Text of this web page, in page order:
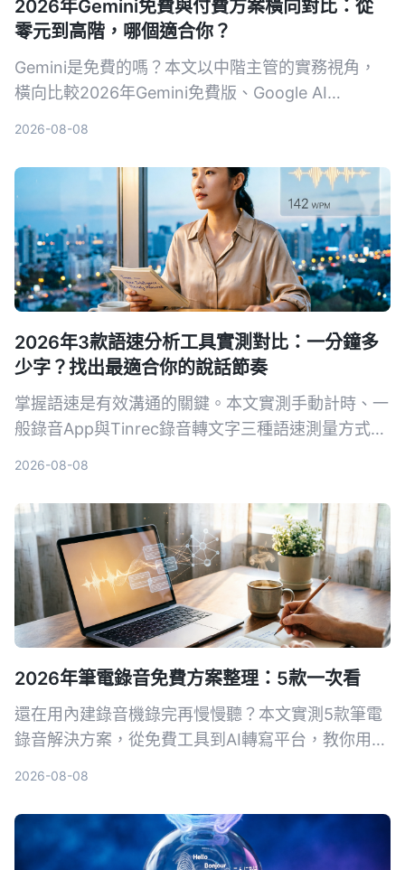
2026年Gemini免費與付費方案橫向對比：從
零元到高階，哪個適合你？
Gemini是免費的嗎？本文以中階主管的實務視角，
橫向比較2026年Gemini免費版、Google AI
你算清楚免費版夠不夠用、什麼情況下該升級，並附
上30天免費體驗企業版的管道。
2026-08-08
2026年3款語速分析工具實測對比：一分鐘多
少字？找出最適合你的說話節奏
掌握語速是有效溝通的關鍵。本文實測手動計時、一
般錄音App與Tinrec錄音轉文字三種語速測量方式，
2026-08-08
2026年筆電錄音免費方案整理：5款一次看
還在用內建錄音機錄完再慢慢聽？本文實測5款筆電
錄音解決方案，從免費工具到AI轉寫平台，教你用對
2026-08-08